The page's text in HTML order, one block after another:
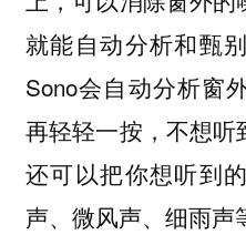
就能自动分析和甄
Sono会自动分析窗
再轻轻一按，不想
还可以把你想听到
声、微风声、细雨声